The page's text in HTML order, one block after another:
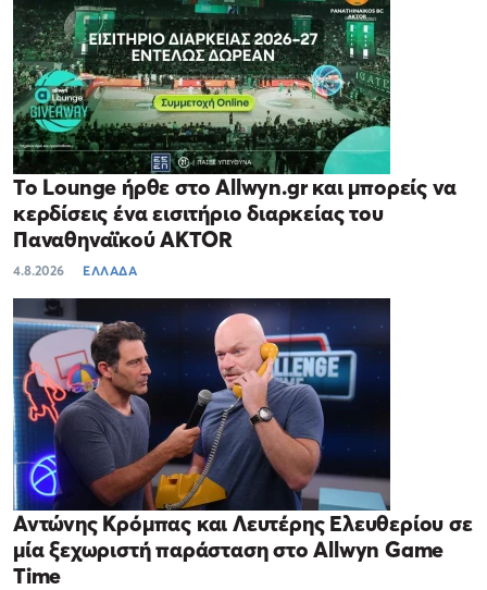
Το Lounge ήρθε στο Allwyn.gr και μπορείς να
κερδίσεις ένα εισιτήριο διαρκείας του
Παναθηναϊκού AKTOR
4.8.2026 ΕΛΛΑΔΑ
Αντώνης Κρόμπας και Λευτέρης Ελευθερίου σε
μία ξεχωριστή παράσταση στο Allwyn Game
Time